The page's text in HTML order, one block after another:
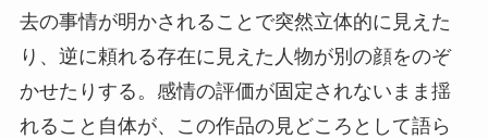
去の事情が明かされることで突然立体的に見えた
り、逆に頼れる存在に見えた人物が別の顔をのぞ
かせたりする。感情の評価が固定されないまま揺
れること自体が、この作品の見どころとして語ら